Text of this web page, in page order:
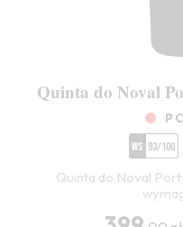
Quinta do Noval
WS 93/100
Quinta do Noval